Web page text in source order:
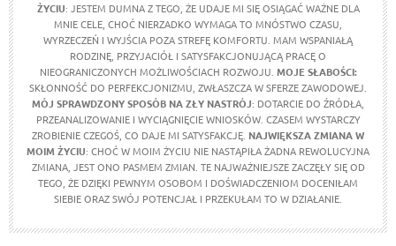
ŻYCIU: JESTEM DUMNA Z TEGO, ŻE UDAJE MI SIĘ OSIĄGAĆ WAŻNE DLA
MNIE CELE, CHOĆ NIERZADKO WYMAGA TO MNÓSTWO CZASU,
WYRZECZEŃ I WYJŚCIA POZA STREFĘ KOMFORTU. MAM WSPANIAŁĄ
RODZINĘ, PRZYJACIÓŁ I SATYSFAKCJONUJĄCĄ PRACĘ O
NIEOGRANICZONYCH MOŻLIWOŚCIACH ROZWOJU. MOJE SŁABOŚCI:
SKŁONNOŚĆ DO PERFEKCJONIZMU, ZWŁASZCZA W SFERZE ZAWODOWEJ.
MÓJ SPRAWDZONY SPOSÓB NA ZŁY NASTRÓJ: DOTARCIE DO ŹRÓDŁA,
PRZEANALIZOWANIE I WYCIĄGNIĘCIE WNIOSKÓW. CZASEM WYSTARCZY
ZROBIENIE CZEGOŚ, CO DAJE MI SATYSFAKCJĘ. NAJWIĘKSZA ZMIANA W
MOIM ŻYCIU: CHOĆ W MOIM ŻYCIU NIE NASTĄPIŁA ŻADNA REWOLUCYJNA
ZMIANA, JEST ONO PASMEM ZMIAN. TE NAJWAŻNIEJSZE ZACZĘŁY SIĘ OD
TEGO, ŻE DZIĘKI PEWNYM OSOBOM I DOŚWIADCZENIOM DOCENIŁAM
SIEBIE ORAZ SWÓJ POTENCJAŁ I PRZEKUŁAM TO W DZIAŁANIE.